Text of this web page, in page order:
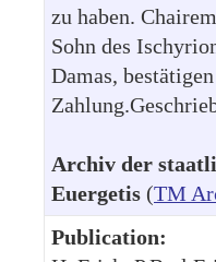
zu haben.
Sohn des
Damas,
Archiv der
Euergetis (TM
Publication: